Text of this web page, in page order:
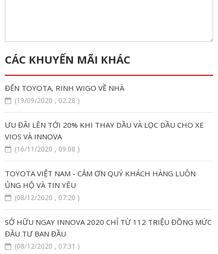
CÁC KHUYẾN MÃI KHÁC
ĐẾN TOYOTA, RINH WIGO VỀ NHÀ
(19/09/2020 , 02:28 )
ƯU ĐÃI LÊN TỚI 20% KHI THAY DẦU VÀ LỌC DẦU CHO XE
VIOS VÀ INNOVA
(16/11/2020 , 09:08 )
TOYOTA VIỆT NAM - CẢM ƠN QUÝ KHÁCH HÀNG LUÔN
ỦNG HỘ VÀ TIN YÊU
(08/12/2020 , 07:20 )
SỞ HỮU NGAY INNOVA 2020 CHỈ TỪ 112 TRIỆU ĐỒNG MỨC
ĐẦU TƯ BAN ĐẦU
(08/12/2020 , 07:31 )